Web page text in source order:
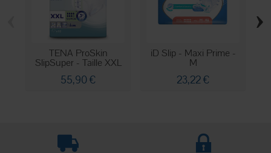
TENA ProSkin
SlipSuper - Taille XXL
-...
55,90 €
iD Slip - Maxi Prime -
M
23,22 €
›